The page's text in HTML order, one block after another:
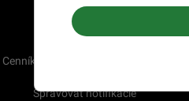
Cenník
Spravovať notifikácie